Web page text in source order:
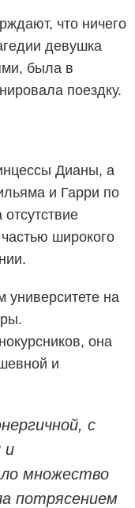
что ничего
девушка
была в
поездку.
Дианы, а
и Гарри по
широкого
университете на
она
и
с
и
множество
потрясением